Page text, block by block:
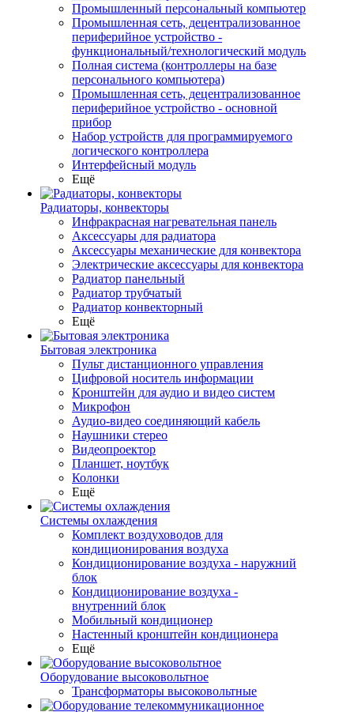
Промышленный персональный компьютер
Промышленная сеть, децентрализованное
периферийное устройство -
функциональный/технологический модуль
Полная система (контроллеры на базе
персонального компьютера)
Промышленная сеть, децентрализованное
периферийное устройство - основной
прибор
Набор устройств для программируемого
логического контроллера
Интерфейсный модуль
Ещё
Радиаторы, конвекторы
Инфракрасная нагревательная панель
Аксессуары для радиатора
Аксессуары механические для конвектора
Электрические аксессуары для конвектора
Радиатор панельный
Радиатор трубчатый
Радиатор конвекторный
Ещё
Бытовая электроника
Пульт дистанционного управления
Цифровой носитель информации
Кронштейн для аудио и видео систем
Микрофон
Аудио-видео соединяющий кабель
Наушники стерео
Видеопроектор
Планшет, ноутбук
Колонки
Ещё
Системы охлаждения
Комплект воздуховодов для
кондиционирования воздуха
Кондиционирование воздуха - наружний
блок
Кондиционирование воздуха -
внутренний блок
Мобильный кондиционер
Настенный кронштейн кондиционера
Ещё
Оборудование высоковольтное
Трансформаторы высоковольтные